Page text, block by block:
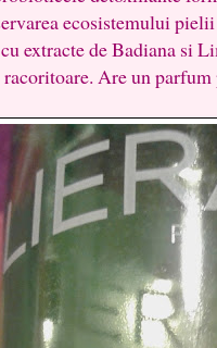
ecosistemului
extracte de Badiana si
Are un parfum